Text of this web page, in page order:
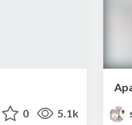
0 5.1k